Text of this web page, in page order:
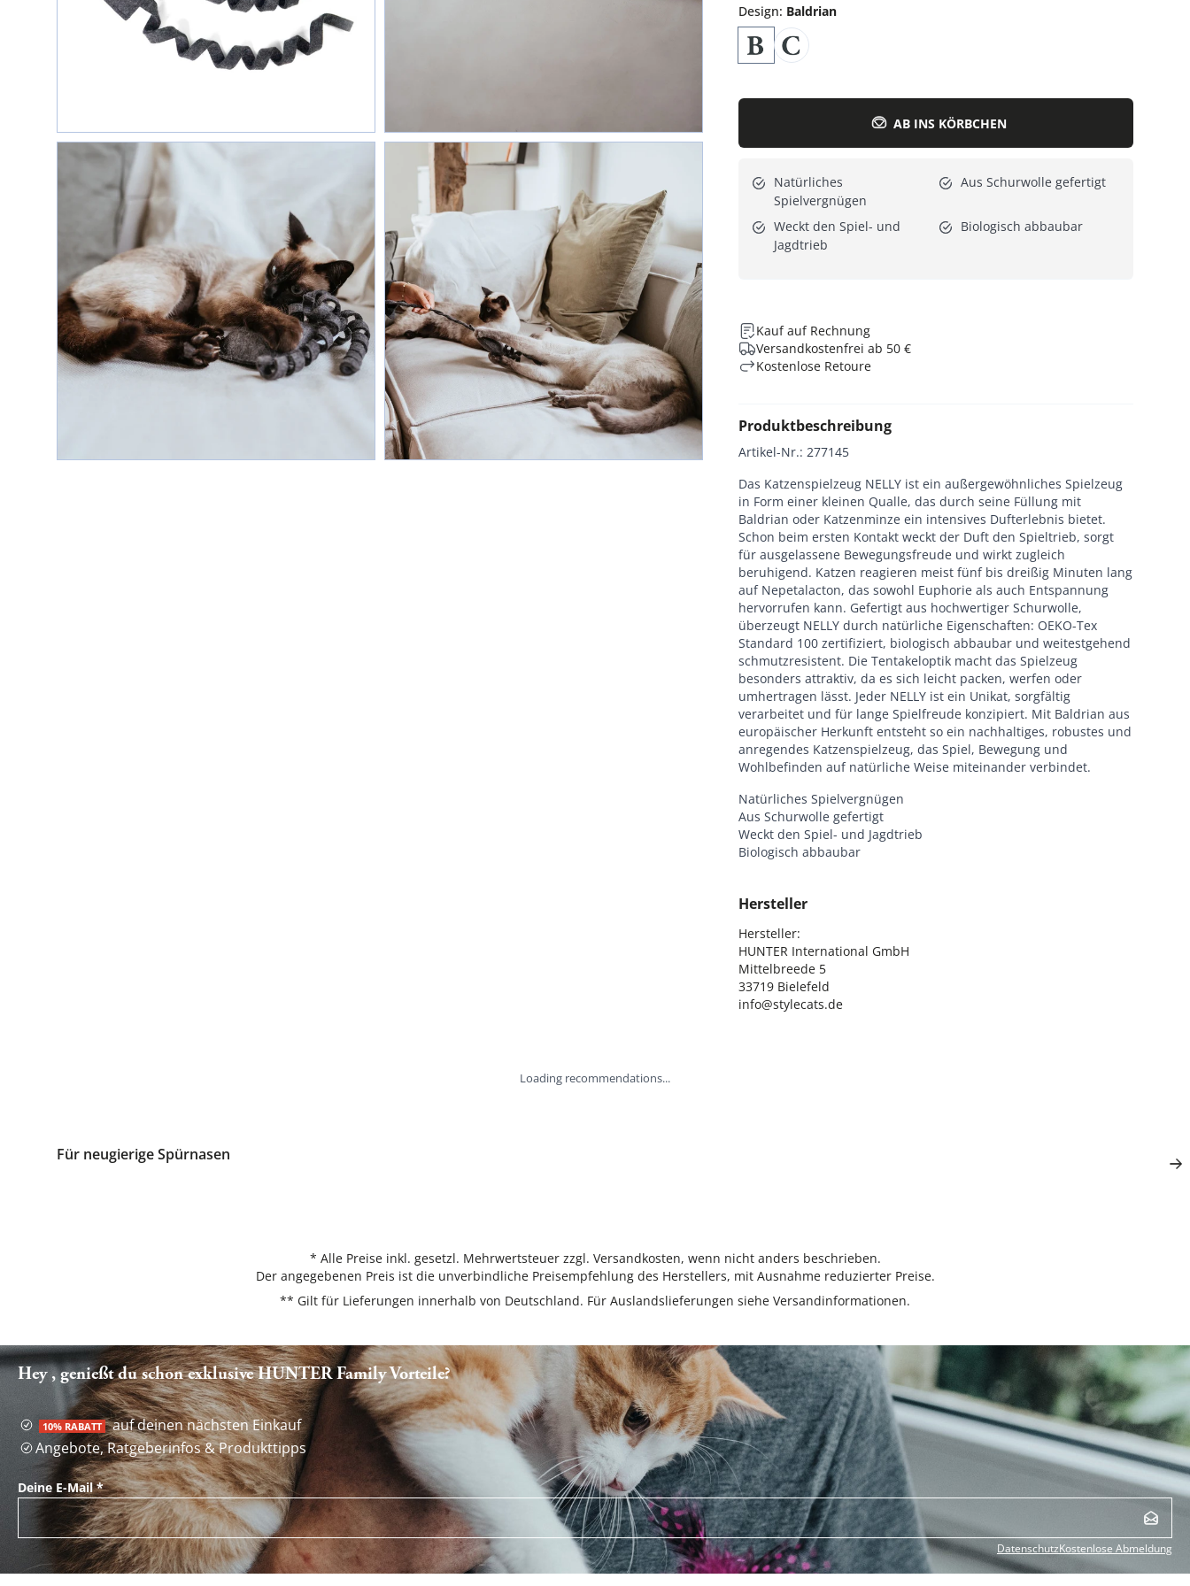
Design: Baldrian
AB INS KÖRBCHEN
Natürliches
Spielvergnügen
Aus Schurwolle gefertigt
Weckt den Spiel- und
Jagdtrieb
Biologisch abbaubar
Kauf auf Rechnung
Versandkostenfrei ab 50 €
Kostenlose Retoure
Produktbeschreibung
Artikel-Nr.: 277145
Das Katzenspielzeug NELLY ist ein außergewöhnliches Spielzeug
in Form einer kleinen Qualle, das durch seine Füllung mit
Baldrian oder Katzenminze ein intensives Dufterlebnis bietet.
Schon beim ersten Kontakt weckt der Duft den Spieltrieb, sorgt
für ausgelassene Bewegungsfreude und wirkt zugleich
beruhigend. Katzen reagieren meist fünf bis dreißig Minuten lang
auf Nepetalacton, das sowohl Euphorie als auch Entspannung
hervorrufen kann. Gefertigt aus hochwertiger Schurwolle,
überzeugt NELLY durch natürliche Eigenschaften: OEKO-Tex
Standard 100 zertifiziert, biologisch abbaubar und weitestgehend
schmutzresistent. Die Tentakeloptik macht das Spielzeug
besonders attraktiv, da es sich leicht packen, werfen oder
umhertragen lässt. Jeder NELLY ist ein Unikat, sorgfältig
verarbeitet und für lange Spielfreude konzipiert. Mit Baldrian aus
europäischer Herkunft entsteht so ein nachhaltiges, robustes und
anregendes Katzenspielzeug, das Spiel, Bewegung und
Wohlbefinden auf natürliche Weise miteinander verbindet.
Natürliches Spielvergnügen
Aus Schurwolle gefertigt
Weckt den Spiel- und Jagdtrieb
Biologisch abbaubar
Hersteller
Hersteller:
HUNTER International GmbH
Mittelbreede 5
33719 Bielefeld
info@stylecats.de
Loading recommendations...
Für neugierige Spürnasen
* Alle Preise inkl. gesetzl. Mehrwertsteuer zzgl. Versandkosten, wenn nicht anders beschrieben.
Der angegebenen Preis ist die unverbindliche Preisempfehlung des Herstellers, mit Ausnahme reduzierter Preise.
** Gilt für Lieferungen innerhalb von Deutschland. Für Auslandslieferungen siehe Versandinformationen.
Hey , genießt du schon exklusive HUNTER Family Vorteile?
10% RABATT auf deinen nächsten Einkauf
Angebote, Ratgeberinfos & Produkttipps
Deine E-Mail*
DatenschutzKostenlose Abmeldung